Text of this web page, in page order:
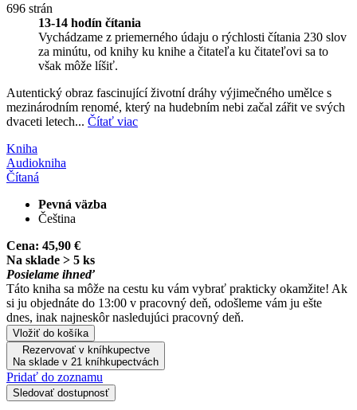
696 strán
13-14 hodín čítania
Vychádzame z priemerného údaju o rýchlosti čítania 230 slov
za minútu, od knihy ku knihe a čitateľa ku čitateľovi sa to
však môže líšiť.
Autentický obraz fascinující životní dráhy výjimečného umělce s
mezinárodním renomé, který na hudebním nebi začal zářit ve svých
dvaceti letech... Čítať viac
Kniha
Audiokniha
Čítaná
Pevná väzba
Čeština
Cena: 45,90 €
Na sklade > 5 ks
Posielame ihneď
Táto kniha sa môže na cestu ku vám vybrať prakticky okamžite! Ak
si ju objednáte do 13:00 v pracovný deň, odošleme vám ju ešte
dnes, inak najneskôr nasledujúci pracovný deň.
Vložiť do košíka
Rezervovať v kníhkupectve
Na sklade v 21 kníhkupectvách
Pridať do zoznamu
Sledovať dostupnosť